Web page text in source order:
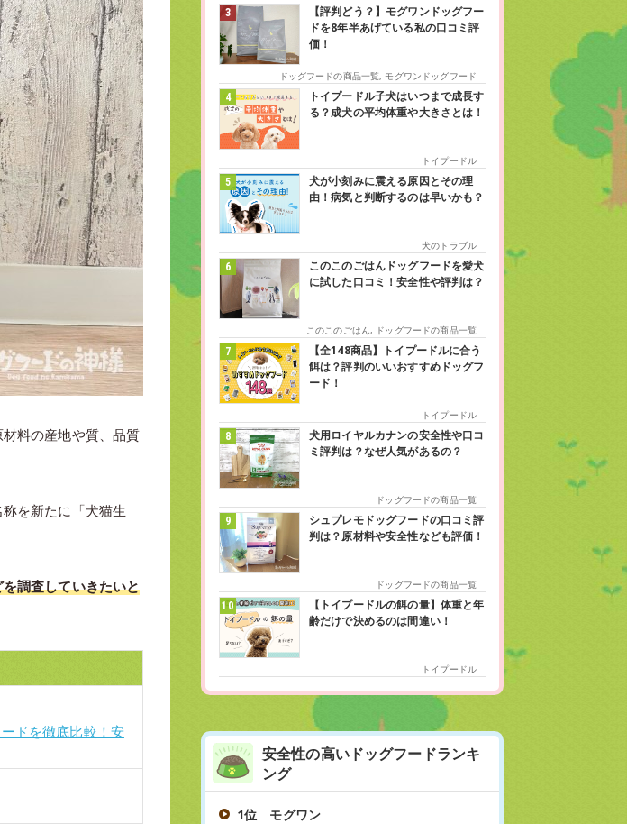
料の産地や質、品質
を新たに「犬猫生
調査していきたいと
ドを徹底比較！安
【評判どう？】モグワンドッグフー
ドを8年半あげている私の口コミ評
価！
ドッグフードの商品一覧,モグワンドッグフード
トイプードル子犬はいつまで成長す
る？成犬の平均体重や大きさとは！
トイプードル
犬が小刻みに震える原因とその理
由！病気と判断するのは早いかも？
犬のトラブル
このこのごはんドッグフードを愛犬
に試した口コミ！安全性や評判は？
このこのごはん, ドッグフードの商品一覧
【全148商品】トイプードルに合う
餌は？評判のいいおすすめドッグフ
ード！
トイプードル
犬用ロイヤルカナンの安全性や口コ
ミ評判は？なぜ人気があるの？
ドッグフードの商品一覧
シュプレモドッグフードの口コミ評
判は？原材料や安全性なども評価！
ドッグフードの商品一覧
【トイプードルの餌の量】体重と年
齢だけで決めるのは間違い！
トイプードル
安全性の高いドッグフードランキ
ング
1位 モグワン